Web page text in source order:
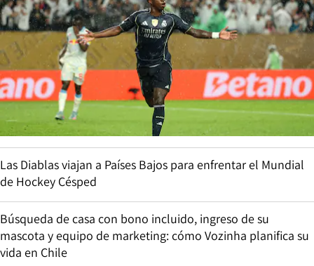
Las Diablas viajan a Países Bajos para enfrentar el Mundial
de Hockey Césped
Búsqueda de casa con bono incluido, ingreso de su
mascota y equipo de marketing: cómo Vozinha planifica su
vida en Chile